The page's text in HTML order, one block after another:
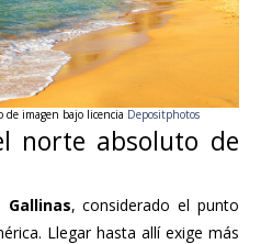
imagen bajo licencia Depositphotos
norte absoluto de
Gallinas, considerado el punto
Llegar hasta allí exige más